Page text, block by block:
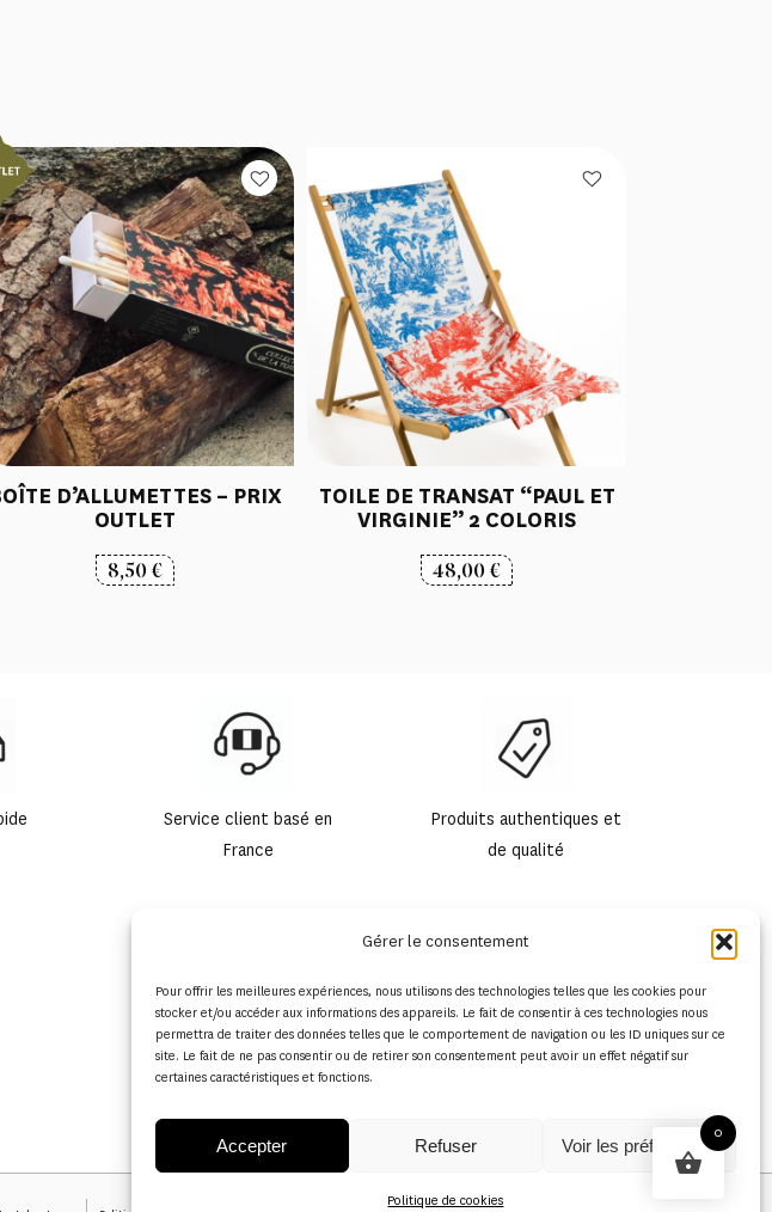
Gérer le consentement
Pour offrir les meilleures expériences, nous utilisons des technologies telles que les cookies pour
stocker et/ou accéder aux informations des appareils. Le fait de consentir à ces technologies nous
permettra de traiter des données telles que le comportement de navigation ou les ID uniques sur ce
site. Le fait de ne pas consentir ou de retirer son consentement peut avoir un effet négatif sur
certaines caractéristiques et fonctions.
Accepter Refuser Voir les préférences
Politique de cookies
D’ALLUMETTES – PRIX
OUTLET
8,50€
TOILE DE TRANSAT “PAUL ET
VIRGINIE” 2 COLORIS
48,00€
Service client basé en
France
Produits authentiques et
de qualité
0